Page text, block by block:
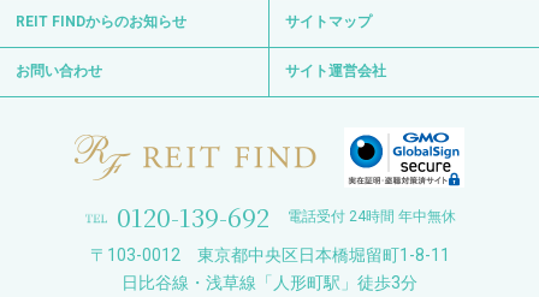
REIT FINDからのお知らせ サイトマップ
お問い合わせ サイト運営会社
0120-139-692 電話受付 24時間 年中無休
〒103-0012 東京都中央区日本橋堀留町1-8-11
日比谷線・浅草線「人形町駅」徒歩3分